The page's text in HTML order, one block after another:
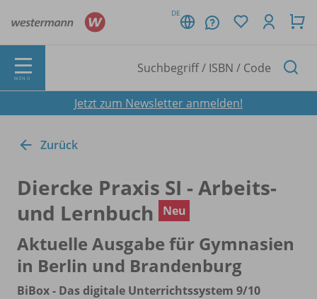
DE
MENÜ
Jetzt zum Newsletter anmelden!
Zurück
Diercke Praxis SI - Arbeits-
und Lernbuch
Neu
Aktuelle Ausgabe für Gymnasien
in Berlin und Brandenburg
BiBox - Das digitale Unterrichtssystem 9/10